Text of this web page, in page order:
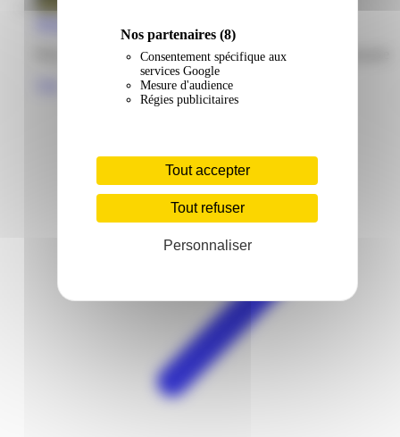
Nos partenaires (8)
Consentement spécifique aux
services Google
Mesure d'audience
Régies publicitaires
Tout accepter
Tout refuser
Personnaliser
Place du Vidé quartier Awara 97310 Kourou Guyane française